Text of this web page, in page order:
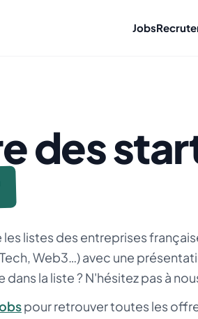
Jobs
des
les listes des entreprises
Web3…) avec une
la liste ? N'hésitez pas à
pour retrouver toutes les